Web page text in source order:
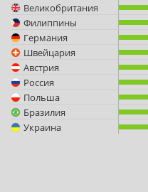
Великобритания
Филиппины
Германия
Швейцария
Австрия
Россия
Польша
Бразилия
Украина